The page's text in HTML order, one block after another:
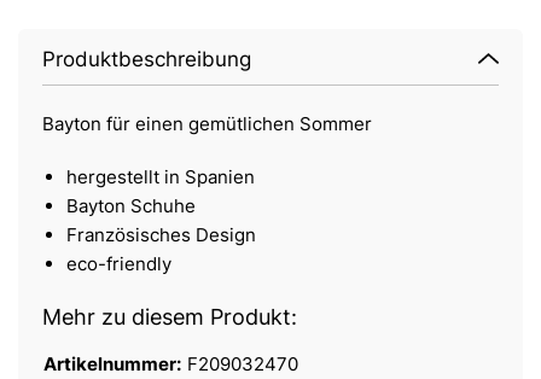
Produktbeschreibung
Bayton für einen gemütlichen Sommer
hergestellt in Spanien
Bayton Schuhe
Französisches Design
eco-friendly
Mehr zu diesem Produkt:
Artikelnummer: F209032470